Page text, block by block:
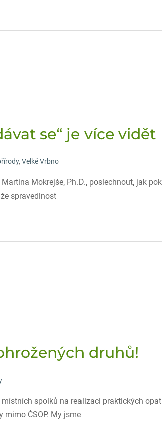
se“ je více vidět
, Velké Vrbno
Mokrejše, Ph.D., poslechnout, jak
spravedlnost
druhů!
spolků na realizaci praktických
ČSOP. My jsme